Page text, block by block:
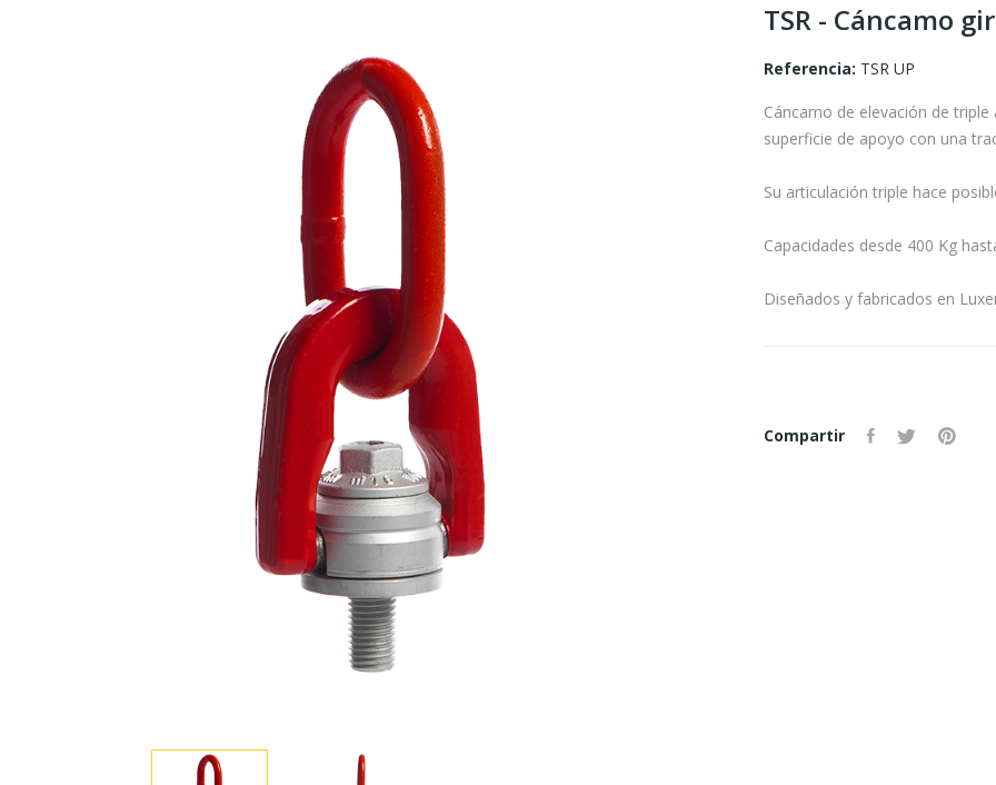
TSR - Cáncamo
Referencia: TSR UP
Cáncamo de elevación de
superficie de apoyo con una
Su articulación triple hace
Capacidades desde 400 Kg
Diseñados y fabricados en
Compartir